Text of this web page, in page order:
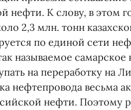
нефти. К слову, в этом
2,3 млн. тонн
по единой сети
называемое
на переработку на
нефтепровода весьма
нефти. Поэтому